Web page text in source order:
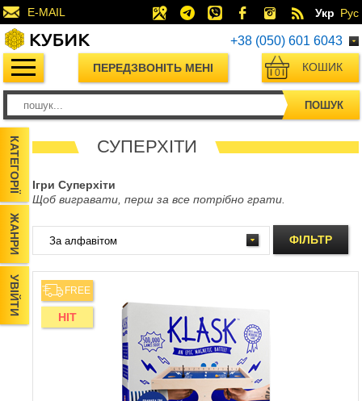
E-MAIL Укр Рус
+38 (050) 601 6043
ПЕРЕДЗВОНІТЬ МЕНІ КОШИК
0
ПОШУК
КАТЕГОРІЇ
ЖАНРИ
УВІЙТИ
СУПЕРХІТИ
Ігри Суперхіти
Щоб вигравати, перш за все потрібно грати.
ФІЛЬТР
FREE
HIT